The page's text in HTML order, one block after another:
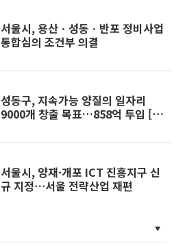
서울시, 용산ㆍ성동ㆍ반포 정비사업
통합심의 조건부 의결
성동구, 지속가능 양질의 일자리
9000개 창출 목표…858억 투입 [메
서울시, 양재·개포 ICT 진흥지구 신
규 지정⋯서울 전략산업 재편